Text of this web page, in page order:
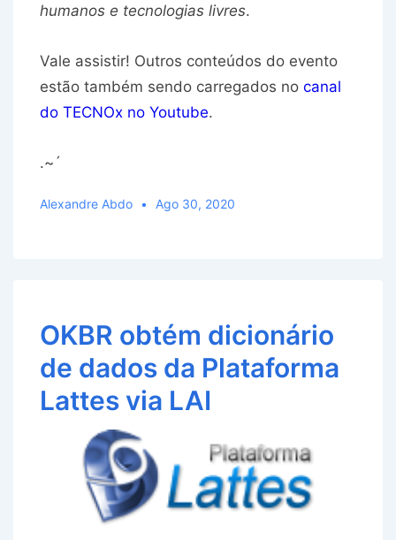
humanos e tecnologias livres.
Vale assistir! Outros conteúdos do evento
estão também sendo carregados no canal
do TECNOx no Youtube.
.~´
Alexandre Abdo Ago 30, 2020
OKBR obtém dicionário
de dados da Plataforma
Lattes via LAI